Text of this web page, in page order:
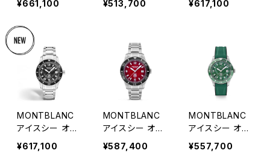
イト ゼロ オキシ
ジェン Limited
300
¥661,100
デイ＆デイト 39
¥513,700
イト ゼロ オキシ
¥617,100
MONTBLANC
アイスシー オー
トマティック デ
イト ゼロ オキシ
¥617,100
MONTBLANC
アイスシー オー
トマティック デ
¥587,400
MONTBLANC
アイスシー オー
トマティック デ
¥557,700